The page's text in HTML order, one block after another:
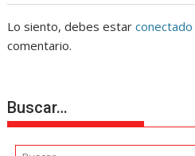
Lo siento, debes estarconectado
comentario.
Buscar…